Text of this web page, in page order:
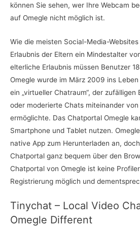
können Sie sehen, wer Ihre Webcam
auf Omegle nicht möglich ist.
Wie die meisten Social-Media-
Erlaubnis der Eltern ein Mindestalter
elterliche Erlaubnis müssen Benutzer
Omegle wurde im März 2009 ins
ein „virtueller Chatraum“, der
oder moderierte Chats miteinander
ermöglichte. Das Chatportal Omegle
Smartphone und Tablet nutzen.
native App zum Herunterladen an,
Chatportal ganz bequem über den
Chatportal von Omegle ist keine
Registrierung möglich und
Tinychat – Local Video
Omegle Different